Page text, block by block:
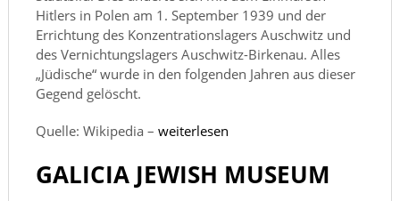
Hitlers in Polen am 1. September 1939 und der
Errichtung des Konzentrationslagers Auschwitz und
des Vernichtungslagers Auschwitz-Birkenau. Alles
„Jüdische“ wurde in den folgenden Jahren aus dieser
Gegend gelöscht.
Quelle: Wikipedia – weiterlesen
GALICIA JEWISH MUSEUM